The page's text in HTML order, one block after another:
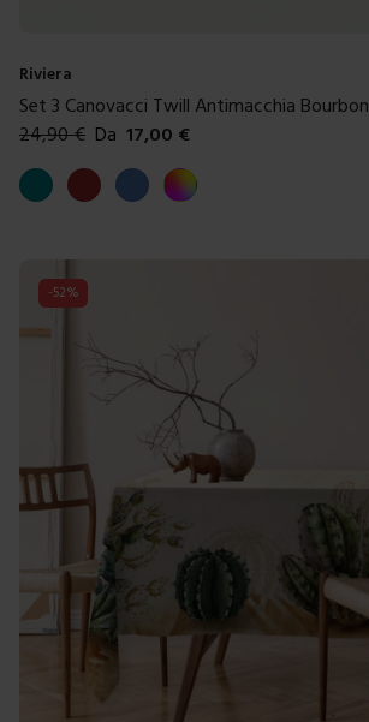
Riviera
Set 3 Canovacci Twill Antimacchia Bourbon
24,90€ Da 17,00 €
Colori disponibili
OttanioMarroneBlue Multicolore
-52%